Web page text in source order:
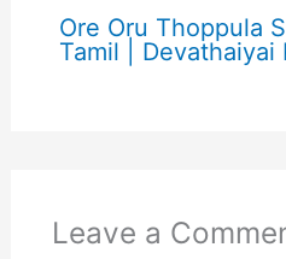
Ore Oru Thoppula
Tamil | Devathaiyai
Leave a